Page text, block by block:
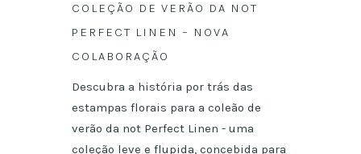
COLEÇÃO DE VERÃO DA NOT
PERFECT LINEN – NOVA
COLABORAÇÃO
Descubra a história por trás das
estampas florais para a coleão de
verão da not Perfect Linen - uma
coleção leve e flupida, concebida para